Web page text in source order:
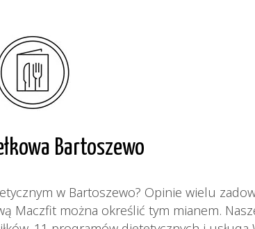
Bartoszewo
w Bartoszewo? Opinie wielu
Maczfit można określić tym mianem.